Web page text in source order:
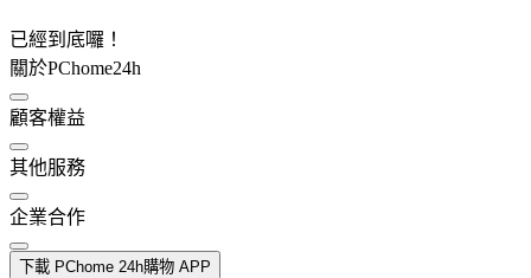
已經到底囉！
關於PChome24h
顧客權益
其他服務
企業合作
下載 PChome 24h購物 APP